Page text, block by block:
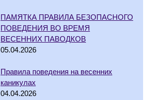
ПАМЯТКА ПРАВИЛА БЕЗОПАСНОГО
ПОВЕДЕНИЯ ВО ВРЕМЯ
ВЕСЕННИХ ПАВОДКОВ
05.04.2026
Правила поведения на весенних
каникулах
04.04.2026